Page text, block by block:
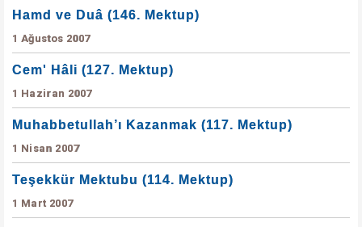
Hamd ve Duâ (146. Mektup)
1 Ağustos 2007
Cem' Hâli (127. Mektup)
1 Haziran 2007
Muhabbetullah’ı Kazanmak (117. Mektup)
1 Nisan 2007
Teşekkür Mektubu (114. Mektup)
1 Mart 2007